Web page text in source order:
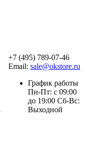
+7 (495) 789-07-46
Email: sale@okstore.ru
График работы
Пн-Пт: с 09:00
до 19:00 Сб-Вс:
Выходной